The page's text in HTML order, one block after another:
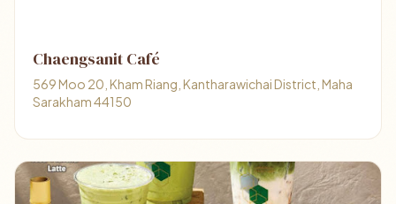
Chaengsanit Café
569 Moo 20, Kham Riang, Kantharawichai District, Maha
Sarakham 44150